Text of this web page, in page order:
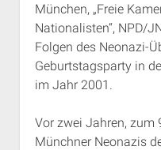
München, „Freie
Nationalisten“, NPD/
Folgen des Neonazi-
Geburtstagsparty in
im Jahr 2001.
Vor zwei Jahren, zum
Münchner Neonazis